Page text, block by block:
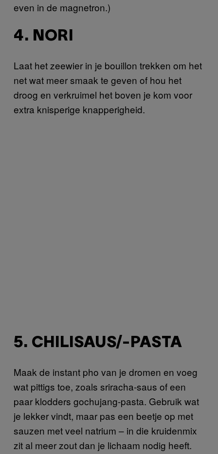
even in de magnetron.)
4. NORI
Laat het zeewier in je bouillon trekken om het
net wat meer smaak te geven of hou het
droog en verkruimel het boven je kom voor
extra knisperige knapperigheid.
5. CHILISAUS/-PASTA
Maak de instant pho van je dromen en voeg
wat pittigs toe, zoals sriracha-saus of een
paar klodders gochujang-pasta. Gebruik wat
je lekker vindt, maar pas een beetje op met
sauzen met veel natrium – in die kruidenmix
zit al meer zout dan je lichaam nodig heeft.